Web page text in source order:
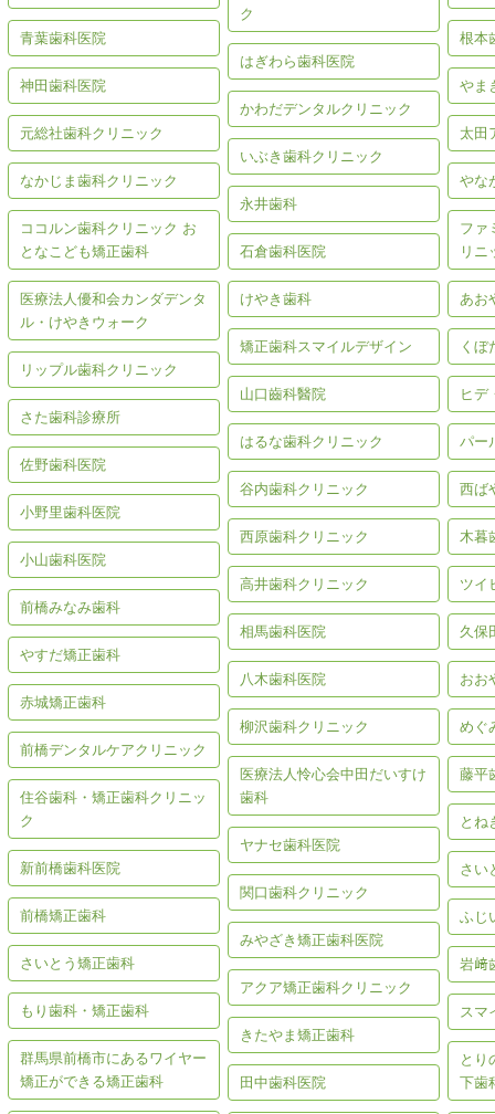
青葉歯科医院
神田歯科医院
元総社歯科クリニック
なかじま歯科クリニック
ココルン歯科クリニック お
となこども矯正歯科
医療法人優和会カンダデンタ
ル・けやきウォーク
リップル歯科クリニック
さた歯科診療所
佐野歯科医院
小野里歯科医院
小山歯科医院
前橋みなみ歯科
やすだ矯正歯科
赤城矯正歯科
前橋デンタルケアクリニック
住谷歯科・矯正歯科クリニッ
ク
新前橋歯科医院
前橋矯正歯科
さいとう矯正歯科
もり歯科・矯正歯科
群馬県前橋市にあるワイヤー
矯正ができる矯正歯科
ク
はぎわら歯科医院
かわだデンタルクリニック
いぶき歯科クリニック
永井歯科
石倉歯科医院
けやき歯科
矯正歯科スマイルデザイン
山口齒科醫院
はるな歯科クリニック
谷内歯科クリニック
西原歯科クリニック
高井歯科クリニック
相馬歯科医院
八木歯科医院
柳沢歯科クリニック
医療法人怜心会中田だいすけ
歯科
ヤナセ歯科医院
関口歯科クリニック
みやざき矯正歯科医院
アクア矯正歯科クリニック
きたやま矯正歯科
田中歯科医院
根本
やま
太田
やな
ファ
リニ
あお
くぼ
ヒデ
パー
西ば
木暮
ツイ
久保
おお
めぐ
藤平
とね
さい
ふじ
岩﨑
スマ
とり
下歯